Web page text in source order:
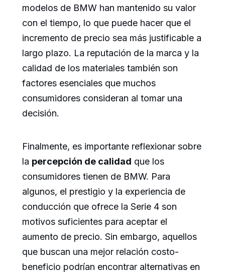
modelos de BMW han mantenido su valor
con el tiempo, lo que puede hacer que el
incremento de precio sea más justificable a
largo plazo. La reputación de la marca y la
calidad de los materiales también son
factores esenciales que muchos
consumidores consideran al tomar una
decisión.
Finalmente, es importante reflexionar sobre
la percepción de calidad que los
consumidores tienen de BMW. Para
algunos, el prestigio y la experiencia de
conducción que ofrece la Serie 4 son
motivos suficientes para aceptar el
aumento de precio. Sin embargo, aquellos
que buscan una mejor relación costo-
beneficio podrían encontrar alternativas en